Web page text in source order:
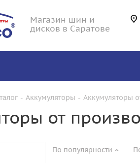
Магазин шин и
дисков в Саратове
- Аккумуляторы - Аккумуляторы
от
По популярности